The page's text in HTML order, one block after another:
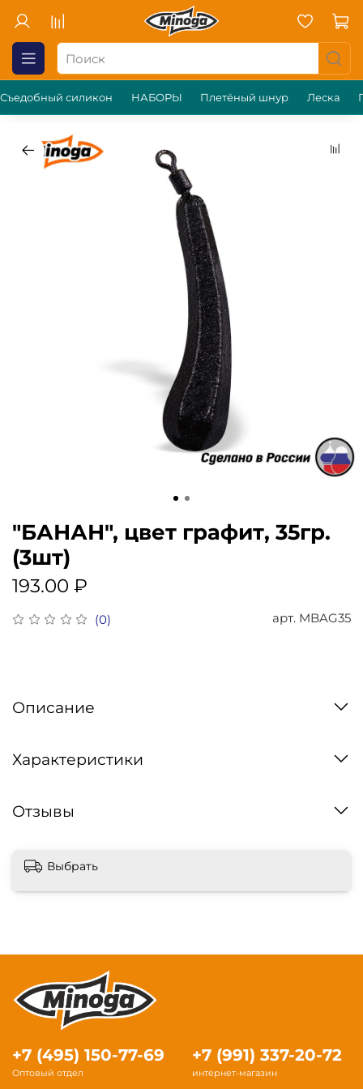
Съедобный силикон НАБОРЫ Плетёный шнур Леска
(0) арт. MBAG35
"БАНАН", цвет графит, 35гр.
(3шт)
193.00 ₽
Описание
Характеристики
Отзывы
Выбрать
+7 (495) 150-77-69
Оптовый отдел
+7 (991) 337-20-72
интернет-магазин